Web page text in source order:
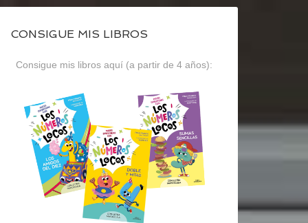
CONSIGUE MIS LIBROS
Consigue mis libros aquí (a partir de 4 años):